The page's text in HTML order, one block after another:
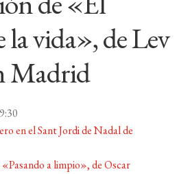
hijo
PODCAST
LA EDITORIAL
FOREIGN RIGHTS
CONTACTO
la vida», de Lev
Madrid
en el Sant Jordi de Nadal de
a limpio», de Oscar